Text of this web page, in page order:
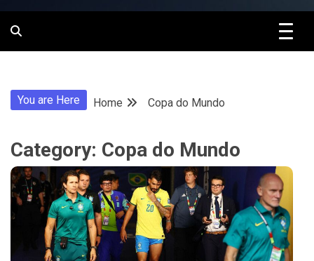
You are Here Home Copa do Mundo
Category: Copa do Mundo